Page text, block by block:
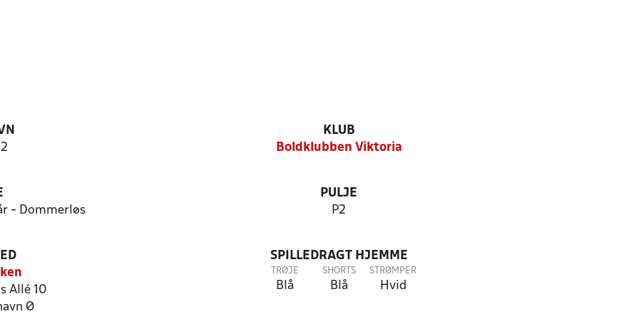
KLUB
Boldklubben Viktoria
- Dommerløs
PULJE
P2
Allé 10
Ø
SPILLEDRAGT HJEMME
TRØJE
Blå
SHORTS
Blå
STRØMPER
Hvid